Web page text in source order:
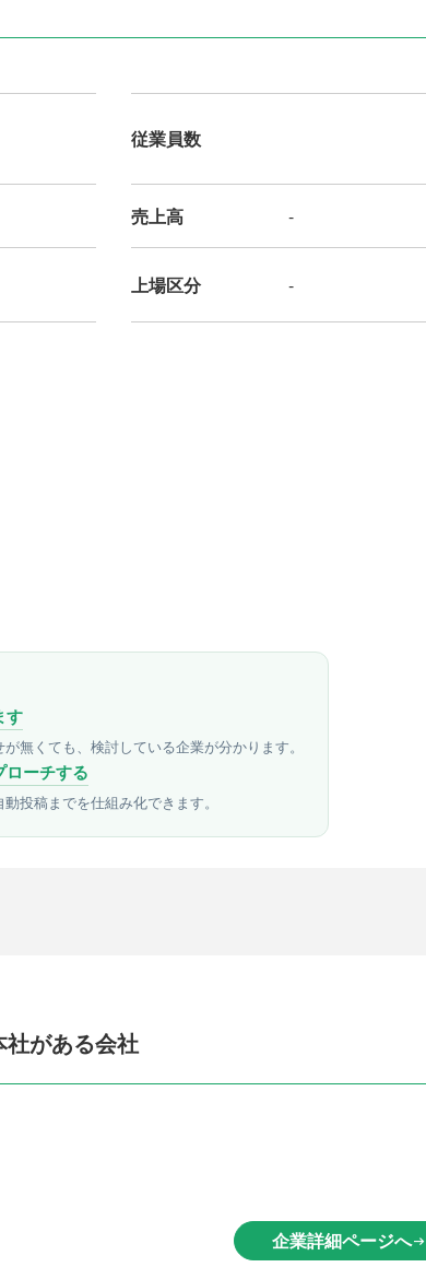
従業員数
売上高 -
上場区分 -
す
無くても、検討している企業が分かります。
ローチする
投稿までを仕組み化できます。
がある会社
企業詳細ページへarrow_right_alt